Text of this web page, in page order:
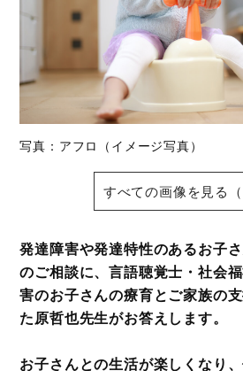
写真：アフロ（イメージ写真）
すべての画像を見る（
発達障害や発達特性のあるお子
のご相談に、言語聴覚士・社会
害のお子さんの療育とご家族の
た原哲也先生がお答えします。
お子さんとの生活が楽しくなり